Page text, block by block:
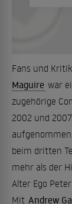
Fans und
Maguire war
zugehörige
2002 und
beim dritten
mehr als der
Alter Ego
Mit Andrew